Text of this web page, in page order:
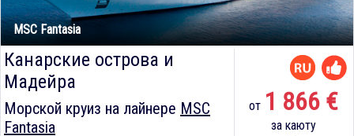
MSC Fantasia
Канарские острова и
Мадейра
Морской круиз на лайнере MSC
Fantasia
от 1 866 €
за каюту